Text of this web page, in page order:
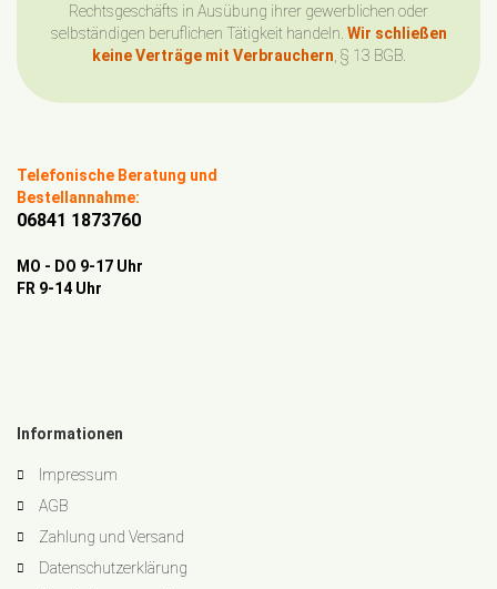
Rechtsgeschäfts in Ausübung ihrer gewerblichen oder
selbständigen beruflichen Tätigkeit handeln. Wir schließen
keine Verträge mit Verbrauchern , § 13 BGB.
Telefonische Beratung und
Bestellannahme:
06841 1873760
MO - DO 9-17 Uhr
FR 9-14 Uhr
Informationen
Impressum
AGB
Zahlung und Versand
Datenschutzerklärung